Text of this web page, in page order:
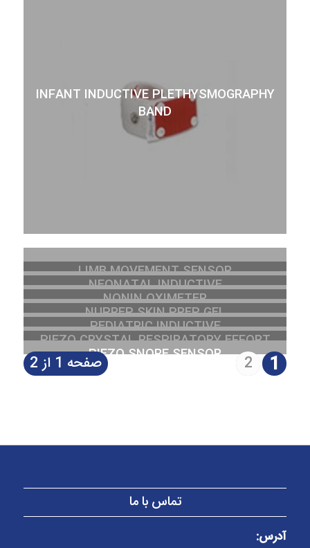
INFANT INDUCTIVE PLETHYSMOGRAPHY
BAND
LIMB MOVEMENT SENSOR
NEONATAL INDUCTIVE
PLETHYSMOGRAPHY BELTS
NONIN OXIMETER
NUPREP SKIN PREP GEL
PEDIATRIC INDUCTIVE
PLETHYSMOGRAPHY BELT
PIEZO CRYSTAL RESPIRATORY EFFORT
SENSOR
PIEZO SNORE SENSORصفحه 1 از 2 1
2
تماس با ما
آدرس: